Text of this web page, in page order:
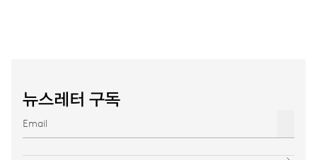
뉴스레터 구독